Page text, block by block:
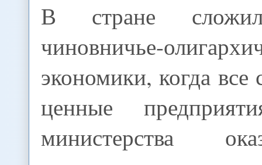
В стране
чиновничье-
экономики, когда все
ценные
министерства